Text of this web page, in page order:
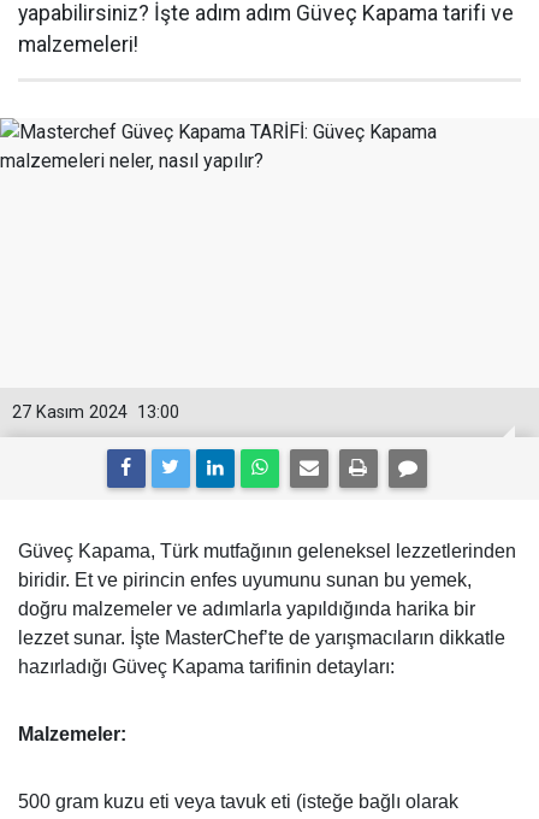
yapabilirsiniz? İşte adım adım Güveç Kapama tarifi ve
malzemeleri!
13:00
27 Kasım 2024
Güveç Kapama, Türk mutfağının geleneksel lezzetlerinden
biridir. Et ve pirincin enfes uyumunu sunan bu yemek,
doğru malzemeler ve adımlarla yapıldığında harika bir
lezzet sunar. İşte MasterChef’te de yarışmacıların dikkatle
hazırladığı Güveç Kapama tarifinin detayları:
Malzemeler:
500 gram kuzu eti veya tavuk eti (isteğe bağlı olarak